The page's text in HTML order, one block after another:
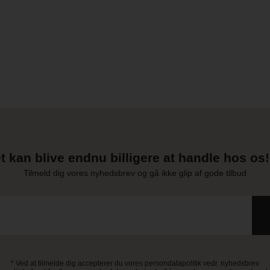
kan blive endnu billigere at handle hos
Tilmeld dig vores nyhedsbrev og gå ikke glip af gode tilbud
* Ved at tilmelde dig accepterer du vores persondatapolitik vedr. nyhedsbrev